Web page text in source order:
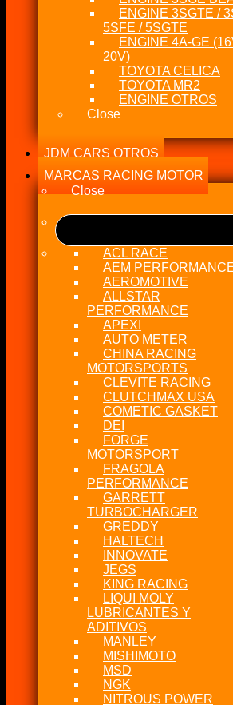
ENGINE 3SGTE /
5SFE / 5SGTE
ENGINE 4A-GE
20V)
TOYOTA CELICA
TOYOTA MR2
ENGINE OTROS
Close
JDM CARS OTROS
MARCAS RACING MOTOR
Close
ACL RACE
AEM
AEROMOTIVE
ALLSTAR
PERFORMANCE
APEXI
AUTO METER
CHINA RACING
MOTORSPORTS
CLEVITE RACING
CLUTCHMAX USA
COMETIC GASKET
DEI
FORGE
MOTORSPORT
FRAGOLA
PERFORMANCE
GARRETT
TURBOCHARGER
GREDDY
HALTECH
INNOVATE
JEGS
KING RACING
LIQUI MOLY
LUBRICANTES Y
ADITIVOS
MANLEY
MISHIMOTO
MSD
NGK
NITROUS POWER